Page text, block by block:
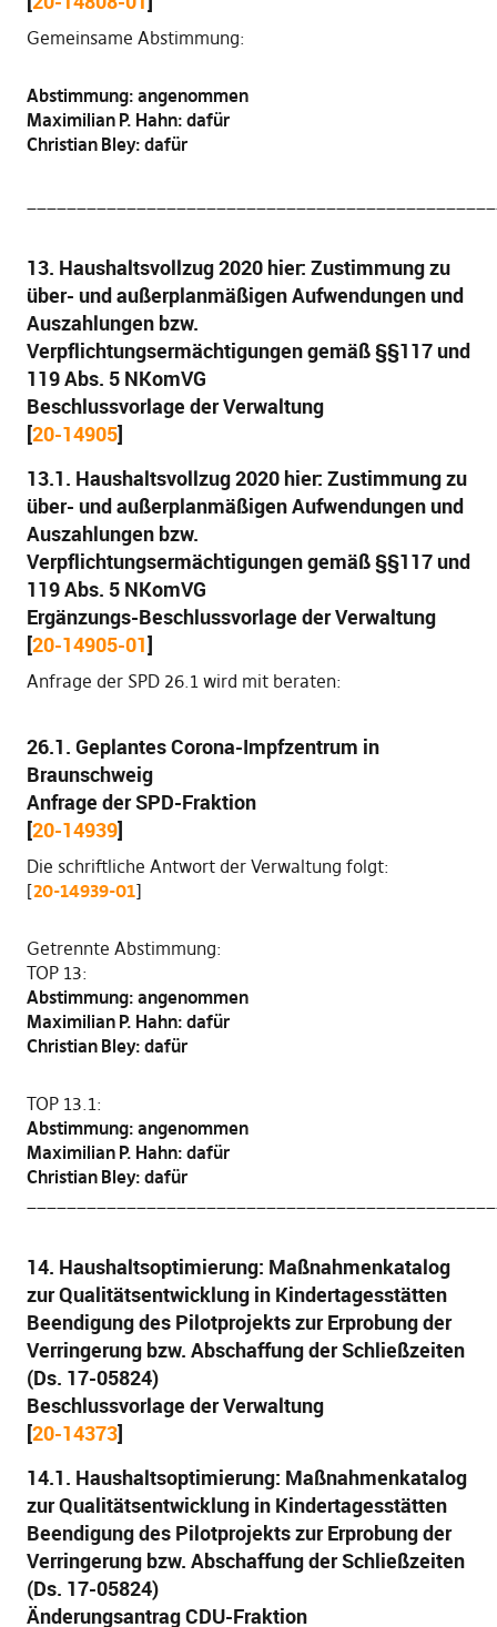
Gemeinsame Abstimmung:
Abstimmung: angenommen
Maximilian P. Hahn: dafür
Christian Bley: dafür
13. Haushaltsvollzug 2020 hier: Zustimmung zu
über- und außerplanmäßigen Aufwendungen und
Auszahlungen bzw.
Verpflichtungsermächtigungen gemäß §§117 und
119 Abs. 5 NKomVG
Beschlussvorlage der Verwaltung
[20-14905]
13.1. Haushaltsvollzug 2020 hier: Zustimmung zu
über- und außerplanmäßigen Aufwendungen und
Auszahlungen bzw.
Verpflichtungsermächtigungen gemäß §§117 und
119 Abs. 5 NKomVG
Ergänzungs-Beschlussvorlage der Verwaltung
[20-14905-01]
Anfrage der SPD 26.1 wird mit beraten:
26.1. Geplantes Corona-Impfzentrum in
Braunschweig
Anfrage der SPD-Fraktion
[20-14939]
Die schriftliche Antwort der Verwaltung folgt:
[20-14939-01]
Getrennte Abstimmung:
TOP 13:
Abstimmung: angenommen
Maximilian P. Hahn: dafür
Christian Bley: dafür
TOP 13.1:
Abstimmung: angenommen
Maximilian P. Hahn: dafür
Christian Bley: dafür
14. Haushaltsoptimierung: Maßnahmenkatalog
zur Qualitätsentwicklung in Kindertagesstätten
Beendigung des Pilotprojekts zur Erprobung der
Verringerung bzw. Abschaffung der Schließzeiten
(Ds. 17-05824)
Beschlussvorlage der Verwaltung
[20-14373]
14.1. Haushaltsoptimierung: Maßnahmenkatalog
zur Qualitätsentwicklung in Kindertagesstätten
Beendigung des Pilotprojekts zur Erprobung der
Verringerung bzw. Abschaffung der Schließzeiten
(Ds. 17-05824)
Änderungsantrag CDU-Fraktion